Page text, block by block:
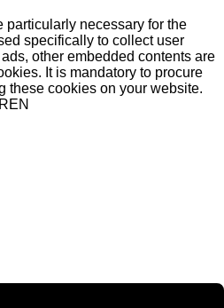
particularly necessary for the
specifically to collect user
other embedded contents are
It is mandatory to procure
these cookies on your website.